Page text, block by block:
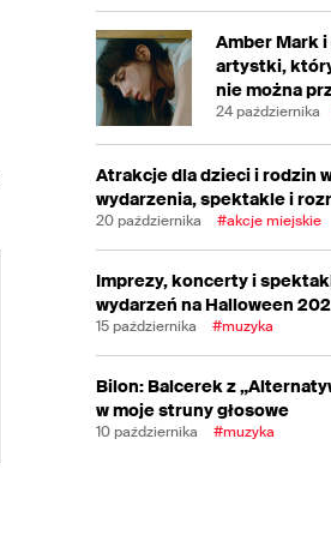
Amber Mark
artystki,
nie można
24 października
Atrakcje dla dzieci i rodzin
wydarzenia, spektakle i
20 października #akcje miejskie
Imprezy, koncerty i
wydarzeń na Halloween
15 października #muzyka
Bilon: Balcerek z
w moje struny głosowe
10 października #muzyka